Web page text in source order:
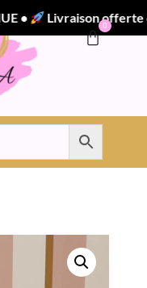
Livraison offerte dès
0